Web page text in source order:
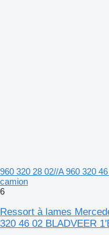
960 320 28 02//A 960 320
camion
6
Ressort à lames
320 46 02 BLADVEER